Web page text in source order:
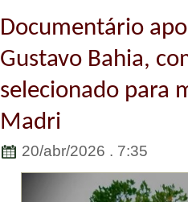
Documentário
Gustavo Bahia,
selecionado para
Madri
20/abr/2026 . 7:35